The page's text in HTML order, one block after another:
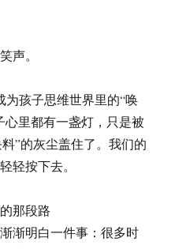
声。
为孩子思维世界里的“唤
心里都有一盏灯，只是被
”的灰尘盖住了。我们的
轻按下去。
那段路
渐明白一件事：很多时